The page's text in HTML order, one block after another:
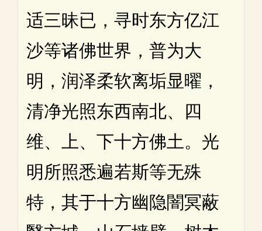
适三昧已，寻时东方亿江
沙等诸佛世界，普为大
明，润泽柔软离垢显曜，
清净光照东西南北、四
维、上、下十方佛土。光
明所照悉遍若斯等无殊
特，其于十方幽隐闇冥蔽